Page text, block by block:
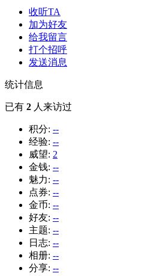
收听TA
加为好友
给我留言
打个招呼
发送消息
统计信息
已有 2 人来访过
积分: --
经验: --
威望: 2
金钱: --
魅力: --
点券: --
金币: --
好友: --
主题: --
日志: --
相册: --
分享: --